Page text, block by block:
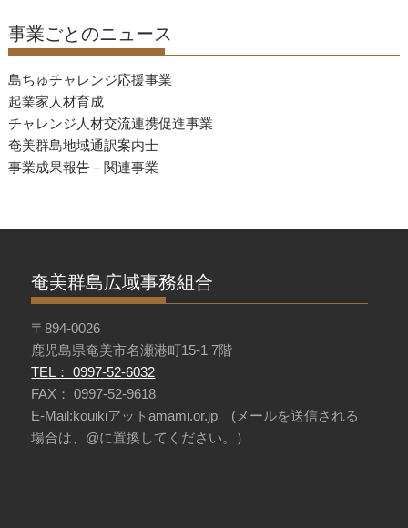
ら
せ
事業ごとのニュース
島ちゅチャレンジ応援事業
起業家人材育成
チャレンジ人材交流連携促進事業
奄美群島地域通訳案内士
事業成果報告－関連事業
奄美群島広域事務組合
〒894-0026
鹿児島県奄美市名瀬港町15-1 7階
TEL： 0997-52-6032
FAX： 0997-52-9618
E-Mail:kouikiアットamami.or.jp (メールを送信される
場合は、@に置換してください。）